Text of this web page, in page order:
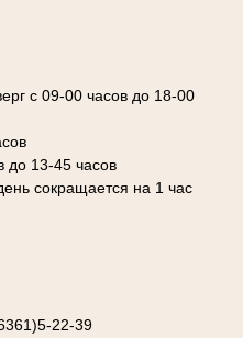
с 09-00 часов до 18-00
до 13-45 часов
сокращается на 1 час
22-39